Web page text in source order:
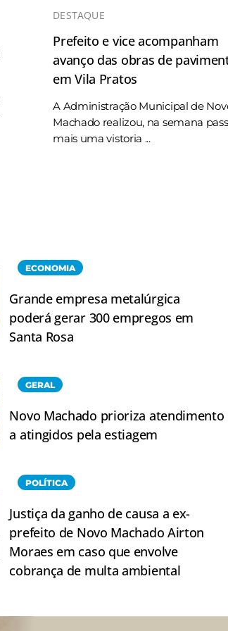
DESTAQUE
Prefeito e vice acompanham
avanço das obras de
em Vila Pratos
A Administração Municipal de
Machado realizou, na semana
mais uma vistoria ...
ECONOMIA
Grande empresa metalúrgica
poderá gerar 300 empregos em
Santa Rosa
GERAL
Novo Machado prioriza atendimento
a atingidos pela estiagem
POLÍTICA
Justiça da ganho de causa a ex-
prefeito de Novo Machado Airton
Moraes em caso que envolve
cobrança de multa ambiental